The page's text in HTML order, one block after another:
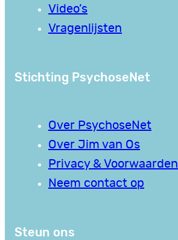
Video’s
Vragenlijsten
Stichting PsychoseNet
Over PsychoseNet
Over Jim van Os
Privacy & Voorwaarden
Neem contact op
Steun ons